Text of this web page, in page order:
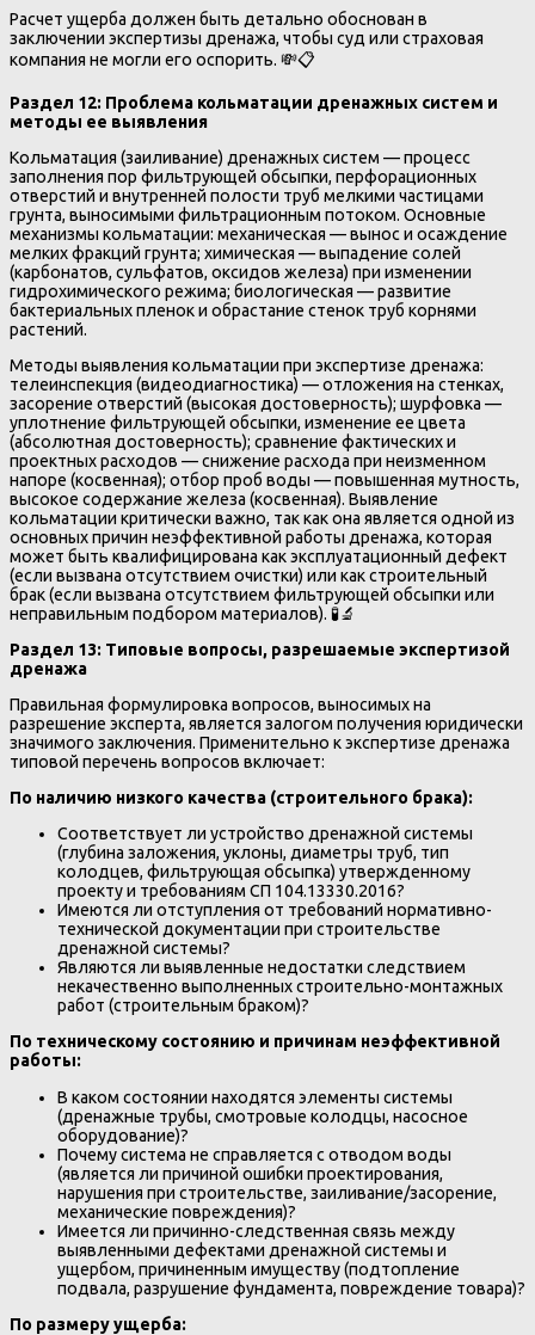
Расчет ущерба должен быть детально обоснован в
заключении экспертизы дренажа, чтобы суд или страховая
компания не могли его оспорить. 💸📋
Раздел 12: Проблема кольматации дренажных систем и
методы ее выявления
Кольматация (заиливание) дренажных систем — процесс
заполнения пор фильтрующей обсыпки, перфорационных
отверстий и внутренней полости труб мелкими частицами
грунта, выносимыми фильтрационным потоком. Основные
механизмы кольматации: механическая — вынос и осаждение
мелких фракций грунта; химическая — выпадение солей
(карбонатов, сульфатов, оксидов железа) при изменении
гидрохимического режима; биологическая — развитие
бактериальных пленок и обрастание стенок труб корнями
растений.
Методы выявления кольматации при экспертизе дренажа:
телеинспекция (видеодиагностика) — отложения на стенках,
засорение отверстий (высокая достоверность); шурфовка —
уплотнение фильтрующей обсыпки, изменение ее цвета
(абсолютная достоверность); сравнение фактических и
проектных расходов — снижение расхода при неизменном
напоре (косвенная); отбор проб воды — повышенная мутность,
высокое содержание железа (косвенная). Выявление
кольматации критически важно, так как она является одной из
основных причин неэффективной работы дренажа, которая
может быть квалифицирована как эксплуатационный дефект
(если вызвана отсутствием очистки) или как строительный
брак (если вызвана отсутствием фильтрующей обсыпки или
неправильным подбором материалов). 🧪🔬
Раздел 13: Типовые вопросы, разрешаемые экспертизой
дренажа
Правильная формулировка вопросов, выносимых на
разрешение эксперта, является залогом получения юридически
значимого заключения. Применительно к экспертизе дренажа
типовой перечень вопросов включает:
По наличию низкого качества (строительного брака):
Соответствует ли устройство дренажной системы
(глубина заложения, уклоны, диаметры труб, тип
колодцев, фильтрующая обсыпка) утвержденному
проекту и требованиям СП 104.13330.2016?
Имеются ли отступления от требований нормативно-
технической документации при строительстве
дренажной системы?
Являются ли выявленные недостатки следствием
некачественно выполненных строительно-монтажных
работ (строительным браком)?
По техническому состоянию и причинам неэффективной
работы:
В каком состоянии находятся элементы системы
(дренажные трубы, смотровые колодцы, насосное
оборудование)?
Почему система не справляется с отводом воды
(является ли причиной ошибки проектирования,
нарушения при строительстве, заиливание/засорение,
механические повреждения)?
Имеется ли причинно-следственная связь между
выявленными дефектами дренажной системы и
ущербом, причиненным имуществу (подтопление
подвала, разрушение фундамента, повреждение товара)?
По размеру ущерба: